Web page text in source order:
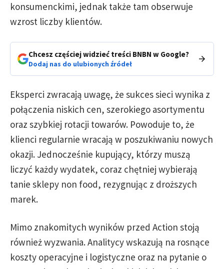
konsumenckimi, jednak także tam obserwuje
wzrost liczby klientów.
Chcesz częściej widzieć treści BNBN w Google?
Dodaj nas do ulubionych źródeł
Eksperci zwracają uwagę, że sukces sieci wynika z
połączenia niskich cen, szerokiego asortymentu
oraz szybkiej rotacji towarów. Powoduje to, że
klienci regularnie wracają w poszukiwaniu nowych
okazji. Jednocześnie kupujący, którzy muszą
liczyć każdy wydatek, coraz chętniej wybierają
tanie sklepy non food, rezygnując z droższych
marek.
Mimo znakomitych wyników przed Action stoją
również wyzwania. Analitycy wskazują na rosnące
koszty operacyjne i logistyczne oraz na pytanie o